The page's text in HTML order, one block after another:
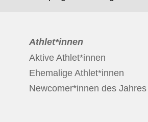
Athlet*innen
Aktive Athlet*innen
Ehemalige Athlet*innen
Newcomer*innen des Jahres